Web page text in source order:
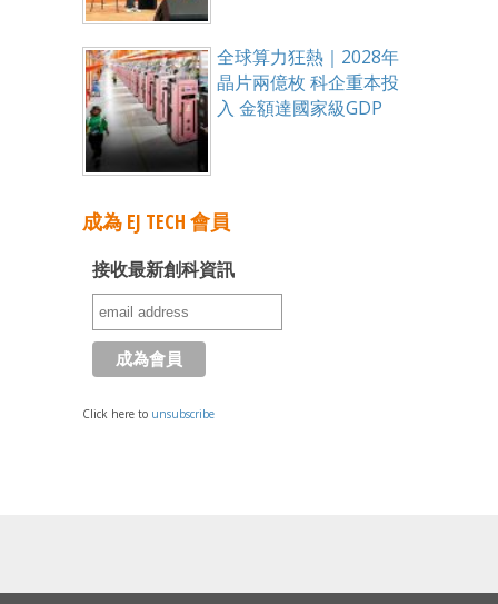
全球算力狂熱｜2028年
晶片兩億枚 科企重本投
入 金額達國家級GDP
成為 EJ TECH 會員
接收最新創科資訊
Click here to unsubscribe